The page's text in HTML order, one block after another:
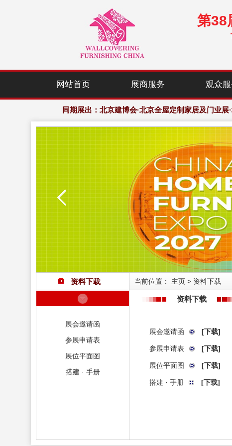
第38
网站首页 展商服务 观众
同期展出：北京建博会·北京全屋定制家居及门业
展会规模：120,000㎡展示面积，2,000+家居行业优选
欢迎访问·2027年中国(北京)国际墙纸、窗帘布艺暨家
资料下载
展会邀请函
参展申请表
展位平面图
搭建 · 手册
当前位置： 主页 > 资料下载
资料下载
展会邀请函 [下载]
参展申请表 [下载]
展位平面图 [下载]
搭建 · 手册 [下载]